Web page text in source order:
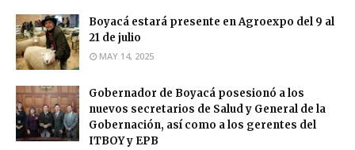
Boyacá estará presente en Agroexpo del 9 al
21 de julio
MAY 14, 2025
Gobernador de Boyacá posesionó a los
nuevos secretarios de Salud y General de la
Gobernación, así como a los gerentes del
ITBOY y EPB